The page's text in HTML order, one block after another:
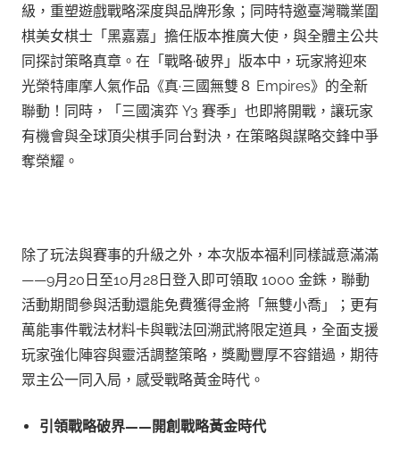
級，重塑遊戲戰略深度與品牌形象；同時特邀臺灣職業圍
棋美女棋士「黑嘉嘉」擔任版本推廣大使，與全體主公共
同探討策略真章。在「戰略·破界」版本中，玩家將迎來
光榮特庫摩人氣作品《真·三國無雙８ Empires》的全新
聯動！同時，「三國演弈 Y3 賽季」也即將開戰，讓玩家
有機會與全球頂尖棋手同台對決，在策略與謀略交鋒中爭
奪榮耀。
除了玩法與賽事的升級之外，本次版本福利同樣誠意滿滿
——9月20日至10月28日登入即可領取 1000 金銖，聯動
活動期間參與活動還能免費獲得金將「無雙小喬」；更有
萬能事件戰法材料卡與戰法回溯武將限定道具，全面支援
玩家強化陣容與靈活調整策略，獎勵豐厚不容錯過，期待
眾主公一同入局，感受戰略黃金時代。
引領戰略破界——開創戰略黃金時代